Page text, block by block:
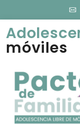
móviles